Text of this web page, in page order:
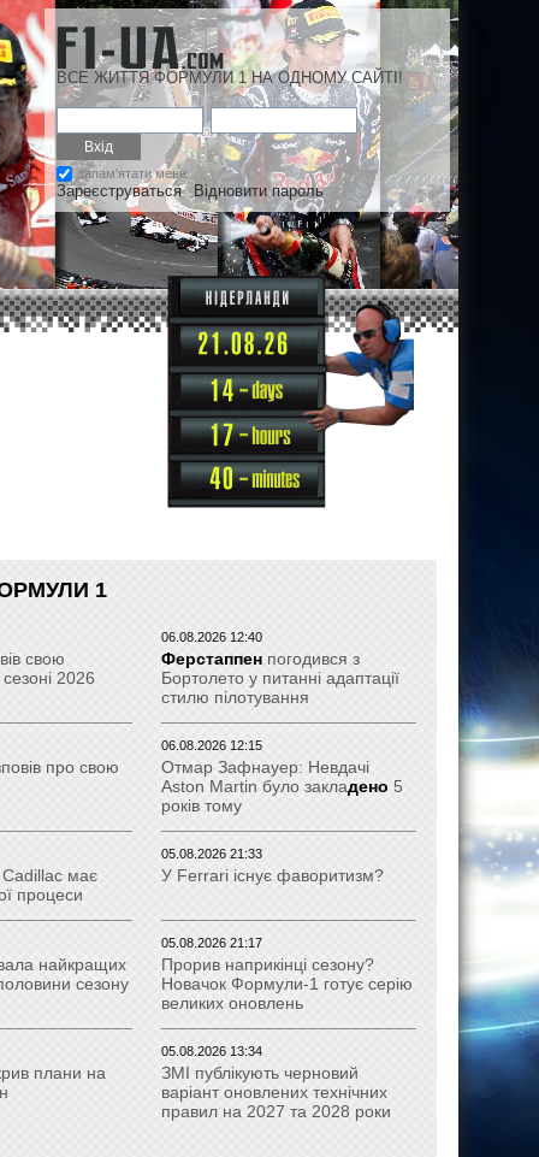
ВСЕ ЖИТТЯ ФОРМУЛИ 1 НА ОДНОМУ САЙТІ!
запам'ятати мене
Зареєструваться Відновити пароль
1
свою
2026
06.08.2026 12:40
Ферстаппен погодився з
Бортолето у питанні адаптації
стилю пілотування
про свою
06.08.2026 12:15
Отмар Зафнауер: Невдачі
Aston Martin було закладено 5
років тому
Cadillac має
процеси
05.08.2026 21:33
У Ferrari існує фаворитизм?
найкращих
сезону
05.08.2026 21:17
Прорив наприкінці сезону?
Новачок Формули-1 готує серію
великих оновлень
плани на
05.08.2026 13:34
ЗМІ публікують черновий
варіант оновлених технічних
правил на 2027 та 2028 роки